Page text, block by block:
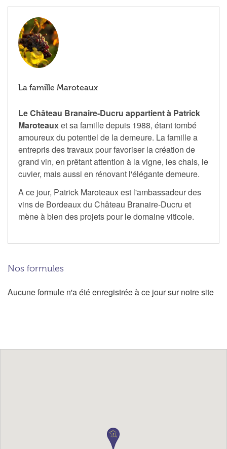
La famille Maroteaux
Le Château Branaire-Ducru appartient à Patrick
Maroteauxet sa famille depuis 1988, étant tombé
amoureux du potentiel de la demeure. La famille a
entrepris des travaux pour favoriser la création de
grand vin, en prêtant attention à la vigne, les chais, le
cuvier, mais aussi en rénovant l'élégante demeure.
A ce jour, Patrick Maroteaux est l'ambassadeur des
vins de Bordeaux du Château Branaire-Ducru et
mène à bien des projets pour le domaine viticole.
Nos formules
Aucune formule n'a été enregistrée à ce jour sur notre site